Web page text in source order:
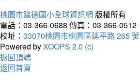
桃園市建德國小全球資訊網 版權所有
電話：03-366-0688 傳真：03-366-0512
校址： 33070桃園市桃園區延平路 265 號
Powered byXOOPS 2.0 (c)
返回頂端
返回首頁